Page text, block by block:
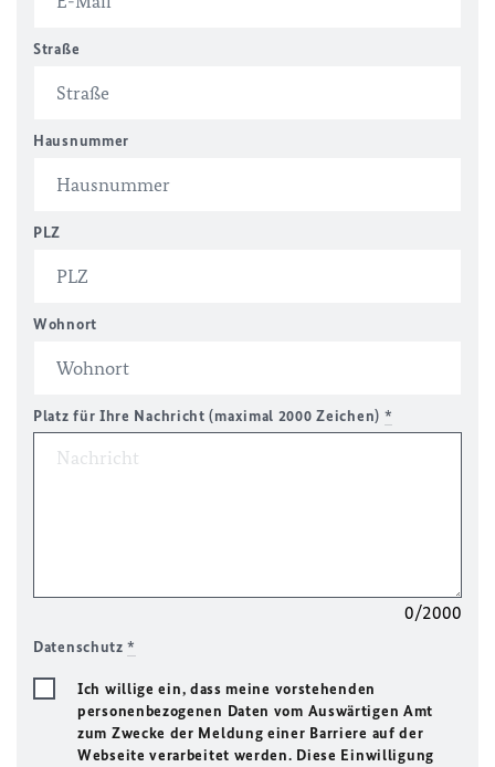
Straße
Hausnummer
PLZ
Wohnort
Platz für Ihre Nachricht (maximal 2000 Zeichen) *
0/2000
Datenschutz*
Ich willige ein, dass meine vorstehenden
personenbezogenen Daten vom Auswärtigen Amt
zum Zwecke der Meldung einer Barriere auf der
Webseite verarbeitet werden. Diese Einwilligung